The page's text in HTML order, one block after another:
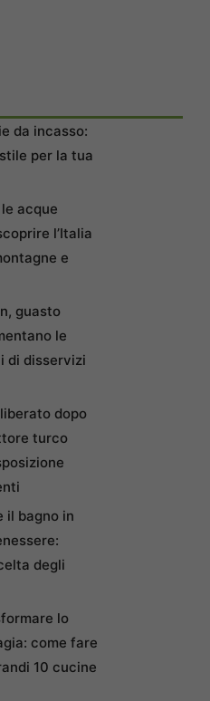
da incasso:
per la tua
acque
l’Italia
e
guasto
le
di disservizi
dopo
turco
il bagno in
degli
lo
come fare
10 cucine